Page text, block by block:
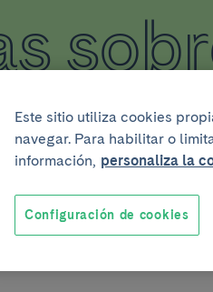
Este sitio utiliza cookies
navegar. Para habilitar o
información, personaliza la
Configuración de cookies